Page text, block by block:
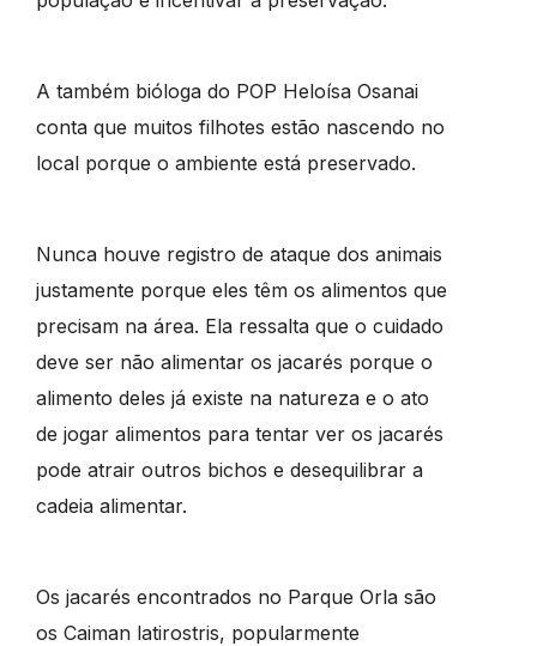
A também bióloga do POP Heloísa Osanai
conta que muitos filhotes estão nascendo no
local porque o ambiente está preservado.
Nunca houve registro de ataque dos animais
justamente porque eles têm os alimentos que
precisam na área. Ela ressalta que o cuidado
deve ser não alimentar os jacarés porque o
alimento deles já existe na natureza e o ato
de jogar alimentos para tentar ver os jacarés
pode atrair outros bichos e desequilibrar a
cadeia alimentar.
Os jacarés encontrados no Parque Orla são
os Caiman latirostris, popularmente